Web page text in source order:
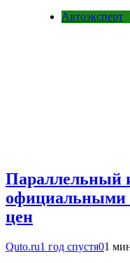
Автоэксперт
Параллельный
официальными
цен
Quto.ru1 год спустя01